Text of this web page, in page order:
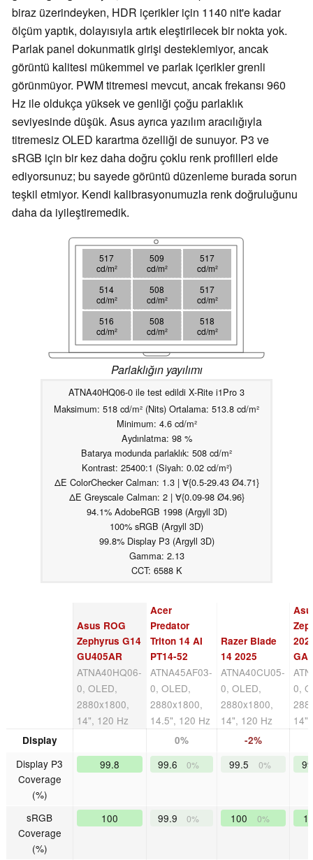
biraz üzerindeyken, HDR içerikler için 1140 nit'e kadar
ölçüm yaptık, dolayısıyla artık eleştirilecek bir nokta yok.
Parlak panel dokunmatik girişi desteklemiyor, ancak
görüntü kalitesi mükemmel ve parlak içerikler grenli
görünmüyor. PWM titremesi mevcut, ancak frekansı 960
Hz ile oldukça yüksek ve genliği çoğu parlaklık
seviyesinde düşük. Asus ayrıca yazılım aracılığıyla
titremesiz OLED karartma özelliği de sunuyor. P3 ve
sRGB için bir kez daha doğru çoklu renk profilleri elde
ediyorsunuz; bu sayede görüntü düzenleme burada sorun
teşkil etmiyor. Kendi kalibrasyonumuzla renk doğruluğunu
daha da iyileştiremedik.
517
cd/m²
509
cd/m²
517
cd/m²
514
cd/m²
508
cd/m²
517
cd/m²
516
cd/m²
508
cd/m²
518
cd/m²
Parlaklığın yayılımı
ATNA40HQ06-0 ile test edildi X-Rite i1Pro 3
Maksimum: 518 cd/m² (Nits) Ortalama: 513.8 cd/m²
Minimum: 4.6 cd/m²
Aydınlatma: 98 %
Batarya modunda parlaklık: 508 cd/m²
Kontrast: 25400:1 (Siyah: 0.02 cd/m²)
ΔE ColorChecker Calman: 1.3 | ∀{0.5-29.43 Ø4.71}
ΔE Greyscale Calman: 2 | ∀{0.09-98 Ø4.96}
94.1% AdobeRGB 1998 (Argyll 3D)
100% sRGB (Argyll 3D)
99.8% Display P3 (Argyll 3D)
Gamma: 2.13
CCT: 6588 K
Asus ROG
Zephyrus G14
GU405AR
ATNA40HQ06-
0, OLED,
2880x1800,
14", 120 Hz
Acer
Predator
Triton 14 AI
PT14-52
ATNA45AF03-
0, OLED,
2880x1800,
14.5", 120 Hz
Razer Blade
14 2025
ATNA40CU05-
0, OLED,
2880x1800,
14", 120 Hz
0,
Display 0% -2%
Display P3
Coverage
(%)
99.8 99.6 0% 99.5 0%
sRGB
Coverage
(%)
100 99.9 0% 100 0%